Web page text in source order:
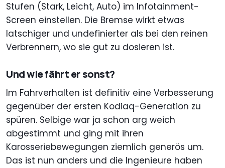
Stufen (Stark, Leicht, Auto) im Infotainment-
Screen einstellen. Die Bremse wirkt etwas
latschiger und undefinierter als bei den reinen
Verbrennern, wo sie gut zu dosieren ist.
Und wie fährt er sonst?
Im Fahrverhalten ist definitiv eine Verbesserung
gegenüber der ersten Kodiaq-Generation zu
spüren. Selbige war ja schon arg weich
abgestimmt und ging mit ihren
Karosseriebewegungen ziemlich generös um.
Das ist nun anders und die Ingenieure haben